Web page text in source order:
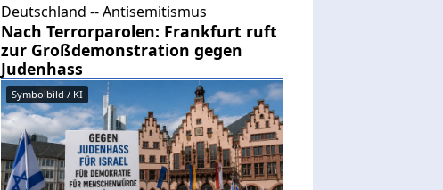
Deutschland -- Antisemitismus
Nach Terrorparolen: Frankfurt ruft
zur Großdemonstration gegen
Judenhass
Symbolbild / KI